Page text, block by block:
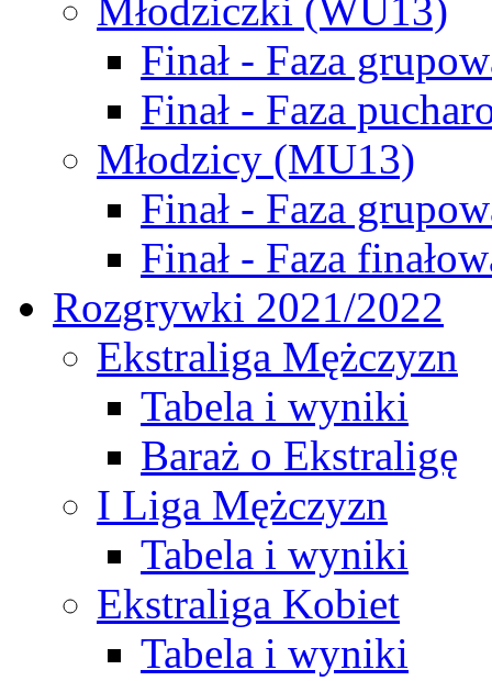
Młodziczki (WU13)
Finał - Faza
Finał - Faza
Młodzicy (MU13)
Finał - Faza
Finał - Faza
Rozgrywki 2021/2022
Ekstraliga Mężczyzn
Tabela i wyniki
Baraż o Ekstraligę
I Liga Mężczyzn
Tabela i wyniki
Ekstraliga Kobiet
Tabela i wyniki